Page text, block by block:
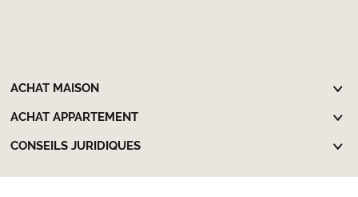
ACHAT MAISON
ACHAT APPARTEMENT
CONSEILS JURIDIQUES